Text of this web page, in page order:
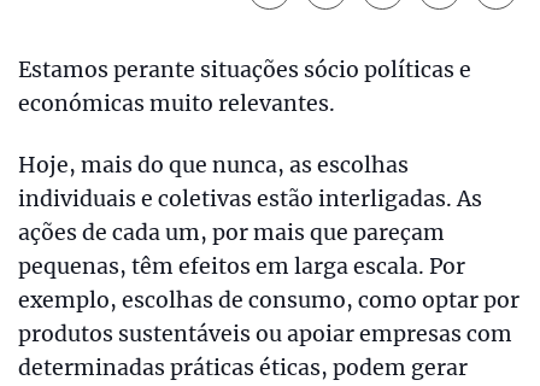
Estamos perante situações sócio políticas e
económicas muito relevantes.
Hoje, mais do que nunca, as escolhas
individuais e coletivas estão interligadas. As
ações de cada um, por mais que pareçam
pequenas, têm efeitos em larga escala. Por
exemplo, escolhas de consumo, como optar por
produtos sustentáveis ou apoiar empresas com
determinadas práticas éticas, podem gerar